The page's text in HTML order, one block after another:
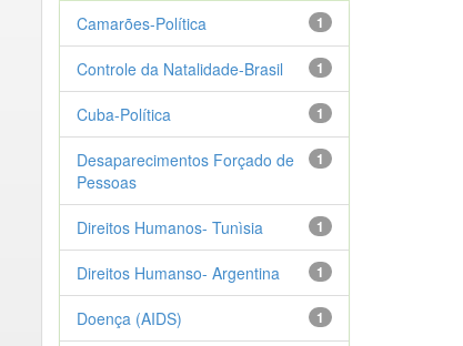
1
Camarões-Política
1
Controle da Natalidade-Brasil
1
Cuba-Política
1
Desaparecimentos Forçado de
Pessoas
1
Direitos Humanos- Tunìsia
1
Direitos Humanso- Argentina
1
Doença (AIDS)